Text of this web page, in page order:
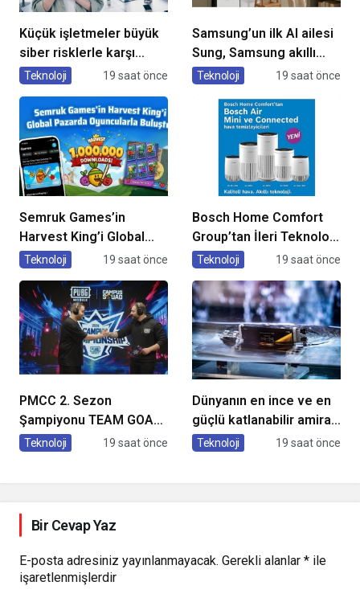
Küçük işletmeler büyük
siber risklerle karşı
karşıya
Teknoloji 19 saat önce
Samsung’un ilk AI ailesi
Sung, Samsung akıllı
yaşam deneyimini
Teknoloji 19 saat önce
Semruk Games’in
Harvest King’i Global
Pazarda Oyuncularla
Teknoloji 19 saat önce
Bosch Home Comfort
Group’tan İleri Teknoloji
Hava Temizleme
Teknoloji 19 saat önce
PMCC 2. Sezon
Şampiyonu TEAM GOAT
Oldu
Teknoloji 19 saat önce
Dünyanın en ince ve en
güçlü katlanabilir amiral
gemisi HONOR Magic V6
Teknoloji 19 saat önce
Bir Cevap Yaz
E-posta adresiniz yayınlanmayacak. Gerekli alanlar * ile
işaretlenmişlerdir